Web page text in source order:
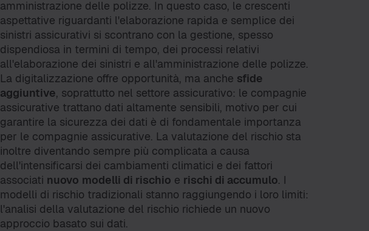
amministrazione delle polizze. In questo caso, le crescenti
aspettative riguardanti l'elaborazione rapida e semplice dei
sinistri assicurativi si scontrano con la gestione, spesso
dispendiosa in termini di tempo, dei processi relativi
all'elaborazione dei sinistri e all'amministrazione delle polizze.
La digitalizzazione offre opportunità, ma anche sfide
aggiuntive, soprattutto nel settore assicurativo: le compagnie
assicurative trattano dati altamente sensibili, motivo per cui
garantire la sicurezza dei dati è di fondamentale importanza
per le compagnie assicurative. La valutazione del rischio sta
inoltre diventando sempre più complicata a causa
dell'intensificarsi dei cambiamenti climatici e dei fattori
associati nuovo modelli di rischio e rischi di accumulo. I
modelli di rischio tradizionali stanno raggiungendo i loro limiti:
l'analisi della valutazione del rischio richiede un nuovo
approccio basato sui dati.